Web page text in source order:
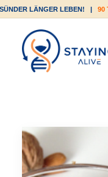
LÄNGER LEBEN! |90